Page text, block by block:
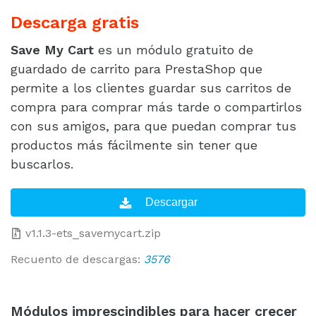
Descarga gratis
Save My Cart es un módulo gratuito de
guardado de carrito para PrestaShop que
permite a los clientes guardar sus carritos de
compra para comprar más tarde o compartirlos
con sus amigos, para que puedan comprar tus
productos más fácilmente sin tener que
buscarlos.
v1.1.3-ets_savemycart.zip
Recuento de descargas: 3576
Módulos imprescindibles para hacer crecer